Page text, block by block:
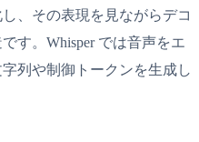
、その表現を見ながらデコ
す。Whisper では音声をエ
列や制御トークンを生成し